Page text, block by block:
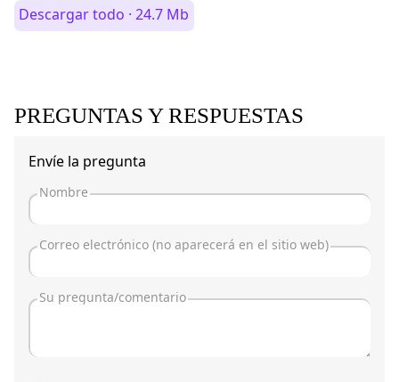
Descargar todo · 24.7 Mb
PREGUNTAS Y RESPUESTAS
Envíe la pregunta